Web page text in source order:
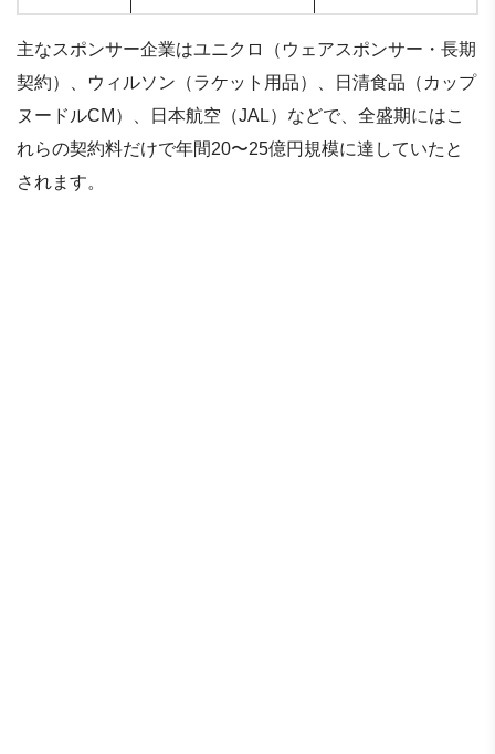
主なスポンサー企業はユニクロ（ウェアスポンサー・長期
契約）、ウィルソン（ラケット用品）、日清食品（カップ
ヌードルCM）、日本航空（JAL）などで、全盛期にはこ
れらの契約料だけで年間20〜25億円規模に達していたと
されます。